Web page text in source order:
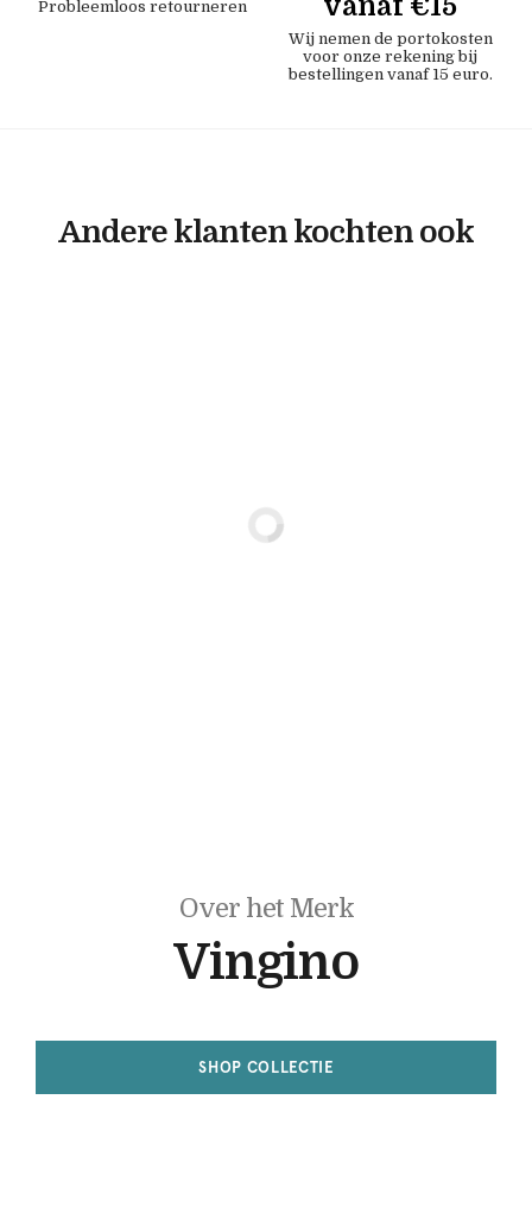
Probleemloos retourneren
Wij nemen de portokosten
voor onze rekening bij
bestellingen vanaf 15 euro.
Andere klanten kochten ook
Over het Merk
Vingino
SHOP COLLECTIE